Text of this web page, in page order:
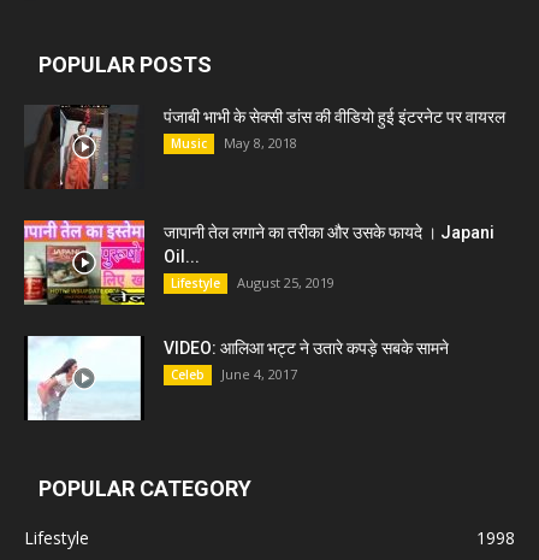
POPULAR POSTS
पंजाबी भाभी के सेक्सी डांस की वीडियो हुई इंटरनेट पर वायरल
Music May 8, 2018
जापानी तेल लगाने का तरीका और उसके फायदे । Japani
Oil...
Lifestyle August 25, 2019
VIDEO: आलिआ भट्ट ने उतारे कपड़े सबके सामने
Celeb June 4, 2017
POPULAR CATEGORY
Lifestyle
1998